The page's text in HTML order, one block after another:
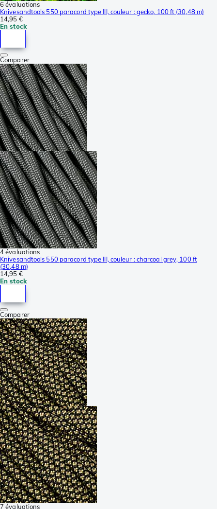
6 évaluations
Knivesandtools 550 paracord type III, couleur : gecko, 100 ft (30,48 m)
14,95 €
En stock
Comparer
4 évaluations
Knivesandtools 550 paracord type III, couleur : charcoal grey, 100 ft
(30,48 m)
14,95 €
En stock
Comparer
7 évaluations